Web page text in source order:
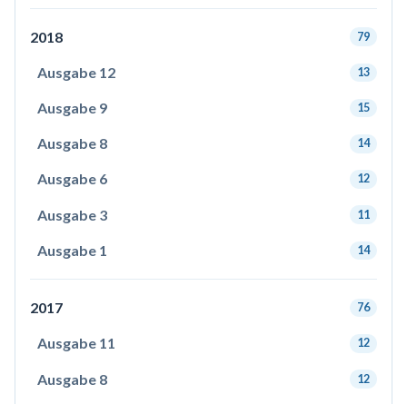
2018 79
Ausgabe 12 13
Ausgabe 9 15
Ausgabe 8 14
Ausgabe 6 12
Ausgabe 3 11
Ausgabe 1 14
2017 76
Ausgabe 11 12
Ausgabe 8 12